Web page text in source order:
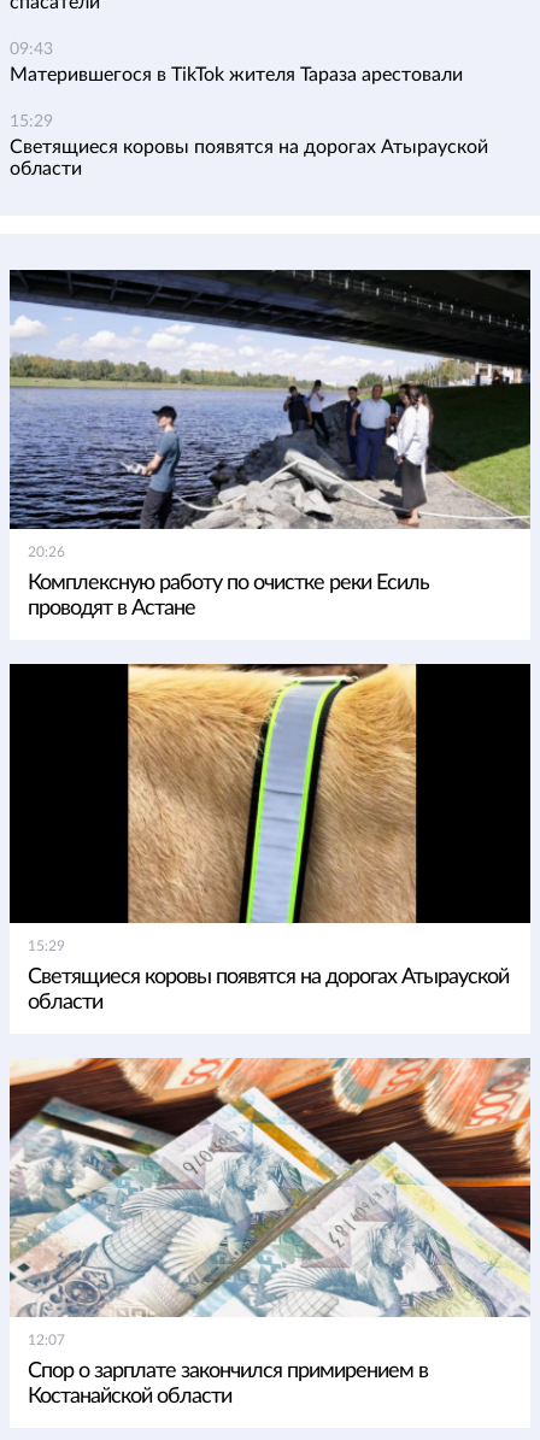
09:43
Матерившегося в TikTok жителя Тараза арестовали
15:29
Светящиеся коровы появятся на дорогах Атырауской
области
20:26
Комплексную работу по очистке реки Есиль
проводят в Астане
15:29
Светящиеся коровы появятся на дорогах Атырауской
области
12:07
Спор о зарплате закончился примирением в
Костанайской области